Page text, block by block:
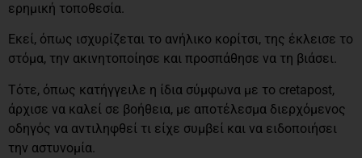
ερημική τοποθεσία.
Εκεί, όπως ισχυρίζεται το ανήλικο κορίτσι, της έκλεισε το
στόμα, την ακινητοποίησε και προσπάθησε να τη βιάσει.
Τότε, όπως κατήγγειλε η ίδια σύμφωνα με το cretapost,
άρχισε να καλεί σε βοήθεια, με αποτέλεσμα διερχόμενος
οδηγός να αντιληφθεί τι είχε συμβεί και να ειδοποιήσει
την αστυνομία.